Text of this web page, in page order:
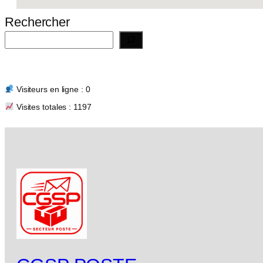
Rechercher
Visiteurs en ligne : 0
Visites totales : 1197